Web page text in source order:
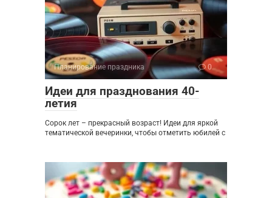
Планирование праздника 0
Идеи для празднования 40-
летия
Сорок лет – прекрасный возраст! Идеи для яркой
тематической вечеринки, чтобы отметить юбилей с